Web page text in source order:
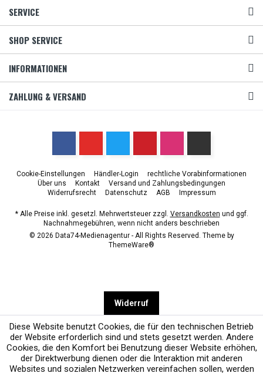
SERVICE
SHOP SERVICE
INFORMATIONEN
ZAHLUNG & VERSAND
Cookie-Einstellungen Händler-Login
rechtliche Vorabinformationen
Über uns
Kontakt
Versand und Zahlungsbedingungen
Widerrufsrecht
Datenschutz AGB Impressum
* Alle Preise inkl. gesetzl. Mehrwertsteuer zzgl. Versandkosten und ggf.
Nachnahmegebühren, wenn nicht anders beschrieben
© 2026 Data74-Medienagentur - All Rights Reserved. Theme by
ThemeWare®
Widerruf
Diese Website benutzt Cookies, die für den technischen Betrieb
der Website erforderlich sind und stets gesetzt werden. Andere
Cookies, die den Komfort bei Benutzung dieser Website erhöhen,
der Direktwerbung dienen oder die Interaktion mit anderen
Websites und sozialen Netzwerken vereinfachen sollen, werden